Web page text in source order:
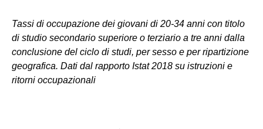
Tassi di occupazione dei giovani di 20-34 anni con titolo
di studio secondario superiore o terziario a tre anni dalla
conclusione del ciclo di studi, per sesso e per ripartizione
geografica. Dati dal rapporto Istat 2018 su istruzioni e
ritorni occupazionali